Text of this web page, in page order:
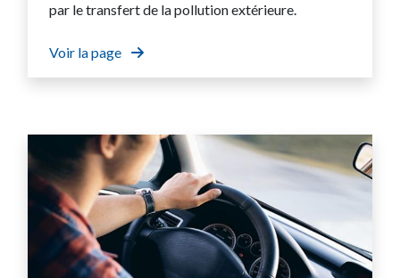
par le transfert de la pollution extérieure.
Voir la page